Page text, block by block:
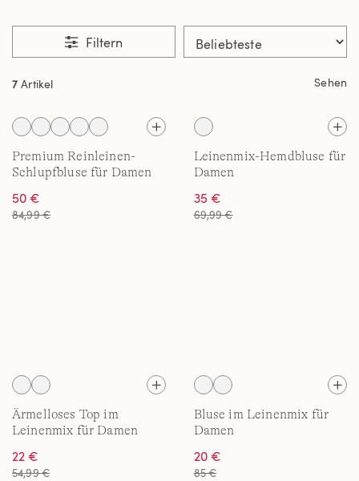
Filtern
7 Artikel Sehen
Premium Reinleinen-
Schlupfbluse für Damen
50 €
84,99 €
Leinenmix-Hemdbluse für
Damen
35 €
69,99 €
Ärmelloses Top im
Leinenmix für Damen
22 €
54,99 €
Bluse im Leinenmix für
Damen
20 €
85 €